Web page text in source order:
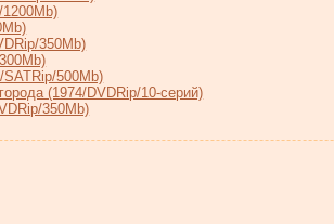
350Mb)
500Mb)
(1974/DVDRip/10-серий)
350Mb)